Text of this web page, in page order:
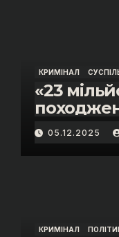
КРИМІНАЛ
«23
викрило
Василя
05.12.2025
КРИМІНАЛ